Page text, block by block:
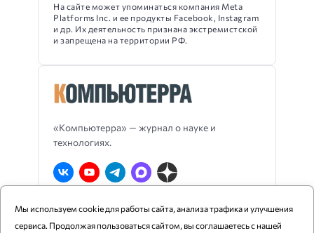
«Компьютерра» — журнал о науке и
технологиях.
О Компьютерре Блог издания
RSS
На сайте может упоминаться компания Meta
Platforms Inc. и ее продукты Facebook, Instagram
и др. Их деятельность признана экстремистской
и запрещена на территории РФ.
Мы используем cookie для работы сайта, анализа трафика и улучшения
сервиса. Продолжая пользоваться сайтом, вы соглашаетесь с нашей